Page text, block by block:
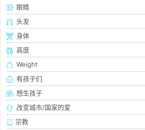
眼睛
头发
身体
高度
Weight
有孩子们
想生孩子
改变城市/国家的爱
宗教